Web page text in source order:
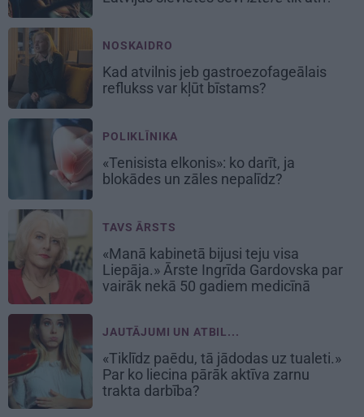
NOSKAIDRO
Kad atvilnis jeb gastroezofageālais
reflukss var kļūt bīstams?
POLIKLĪNIKA
«Tenisista elkonis»: ko darīt, ja
blokādes un zāles nepalīdz?
TAVS ĀRSTS
«Manā kabinetā bijusi teju visa
Liepāja.» Ārste Ingrīda Gardovska par
vairāk nekā 50 gadiem medicīnā
JAUTĀJUMI UN ATBIL...
«Tiklīdz paēdu, tā jādodas uz tualeti.»
Par ko liecina pārāk aktīva zarnu
trakta darbība?